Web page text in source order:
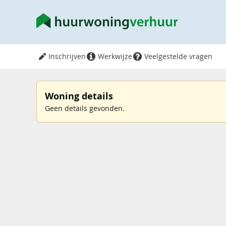
Inschrijven Werkwijze Veelgestelde vragen
Woning details
Geen details gevonden.